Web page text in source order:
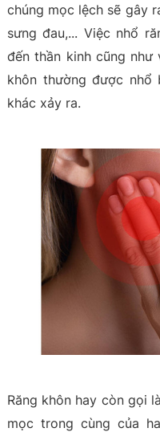
chúng mọc lệch sẽ gây
sưng đau,... Việc nhổ
đến thần kinh cũng như
khôn thường được nhổ
khác xảy ra.
Răng khôn hay còn gọi
mọc trong cùng của